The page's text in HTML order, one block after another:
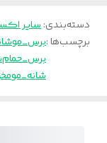
دسته‌بندی:سایر
برچسب‌ها :برس_مو
برس_حمام